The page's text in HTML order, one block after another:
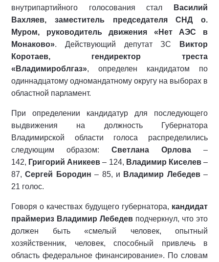
внутрипартийного голосования стал
Василий
Вахляев, заместитель председателя СНД о.
Муром, руководитель движения «Нет АЭС в
Монаково». Действующий депутат ЗС
Виктор
Коротаев, гендиректор треста
«Владимироблгаз», определен кандидатом по
одиннадцатому одномандатному округу на выборах в
областной парламент.
При определении кандидатур для последующего
выдвижения на должность Губернатора
Владимирской области голоса распределились
следующим образом: Светлана Орлова –
142, Григорий Аникеев – 124, Владимир Киселев–
87,Сергей Бородин – 85, и Владимир Лебедев–
21 голос.
Говоря о качествах будущего губернатора, кандидат
праймериз Владимир Лебедев подчеркнул, что это
должен быть «смелый человек, опытный
хозяйственник, человек, способный привлечь в
область федеральное финансирование». По словам